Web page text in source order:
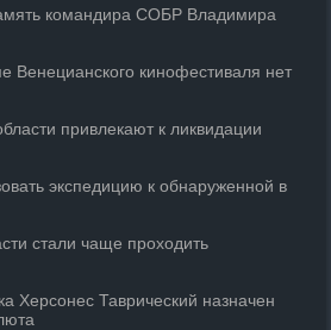
командира СОБР Владимира
Венецианского кинофестиваля нет
привлекают к ликвидации
экспедицию к обнаруженной в
стали чаще проходить
Херсонес Таврический назначен